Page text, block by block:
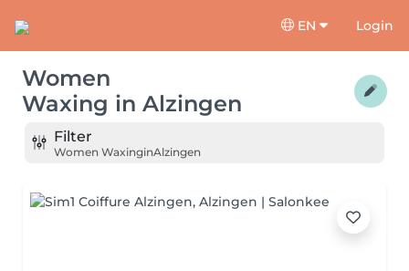
EN Login
Women
Waxing in Alzingen
Filter
Women WaxinginAlzingen